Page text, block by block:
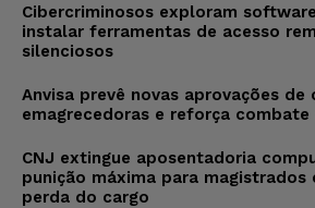
Cibercriminosos exploram
instalar ferramentas de acesso
silenciosos
Anvisa prevê novas aprovações de
emagrecedoras e reforça
CNJ extingue aposentadoria
punição máxima para magistrados
perda do cargo